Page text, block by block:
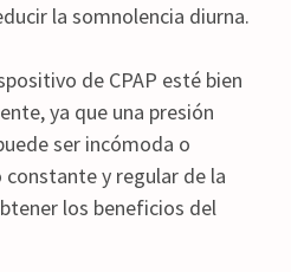
la somnolencia diurna.
de CPAP esté bien
ya que una presión
ser incómoda o
constante y regular de la
los beneficios del